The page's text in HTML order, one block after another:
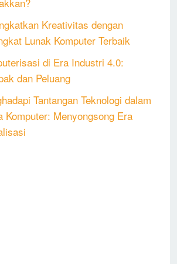
Kreativitas dengan
Lunak Komputer Terbaik
di Era Industri 4.0:
dan Peluang
Tantangan Teknologi dalam
Komputer: Menyongsong Era